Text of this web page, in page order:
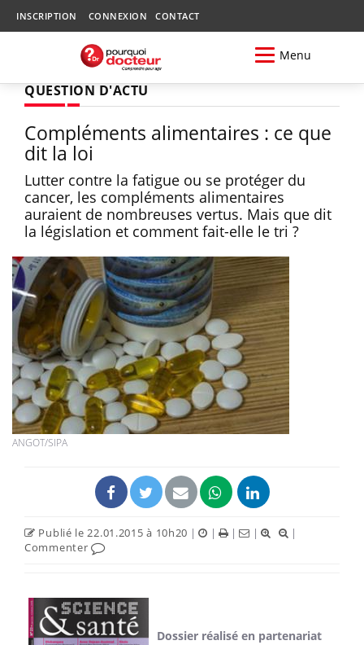
INSCRIPTION CONNEXION CONTACT
Menu
QUESTION D'ACTU
Compléments alimentaires : ce que
dit la loi
Lutter contre la fatigue ou se protéger du
cancer, les compléments alimentaires
auraient de nombreuses vertus. Mais que dit
la législation et comment fait-elle le tri ?
ANGOT/SIPA
Publié le 22.01.2015 à 10h20 | | | |
|
Commenter
Dossier réalisé en partenariat